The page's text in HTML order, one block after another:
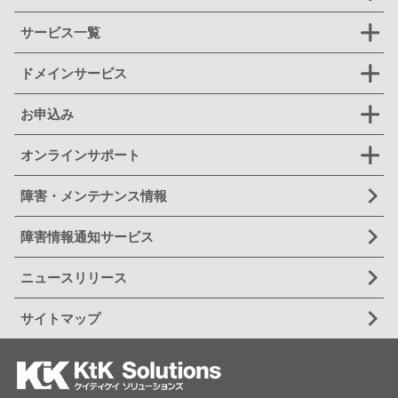
サービス一覧
ドメインサービス
お申込み
オンラインサポート
障害・メンテナンス情報
障害情報通知サービス
ニュースリリース
サイトマップ